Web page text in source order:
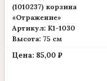
(1010237) корзина
«Отражение»
Артикул: К1-1030
Высота: 75 см
Цена: 85,00 ₽